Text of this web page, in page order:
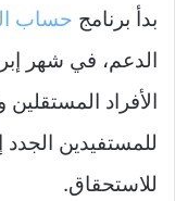
بدأ برنامج حساب
الدعم، في شهر
الأفراد
للمستفيدين
للاستحقاق.